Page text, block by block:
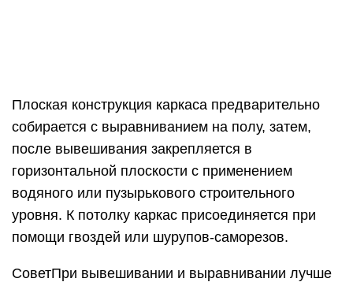
Плоская конструкция каркаса предварительно
собирается с выравниванием на полу, затем,
после вывешивания закрепляется в
горизонтальной плоскости с применением
водяного или пузырькового строительного
уровня. К потолку каркас присоединяется при
помощи гвоздей или шурупов-саморезов.
СоветПри вывешивании и выравнивании лучше